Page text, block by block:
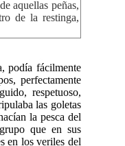
aquellas peñas,
de la restinga,
podía fácilmente
perfectamente
respetuoso,
las goletas
la pesca del
que en sus
en los veriles del